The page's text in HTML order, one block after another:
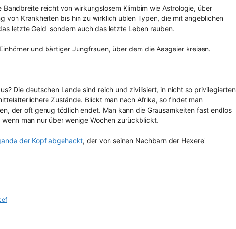
Bandbreite reicht von wirkungslosem Klimbim wie Astrologie, über
von Krankheiten bis hin zu wirklich üblen Typen, die mit angeblichen
letzte Geld, sondern auch das letzte Leben rauben.
und bärtiger Jungfrauen, über dem die Aasgeier kreisen.
Die deutschen Lande sind reich und zivilisiert, in nicht so privilegierten
Zustände. Blickt man nach Afrika, so findet man
der oft genug tödlich endet. Man kann die Grausamkeiten fast endlos
man nur über wenige Wochen zurückblickt.
der Kopf abgehackt, der von seinen Nachbarn der Hexerei